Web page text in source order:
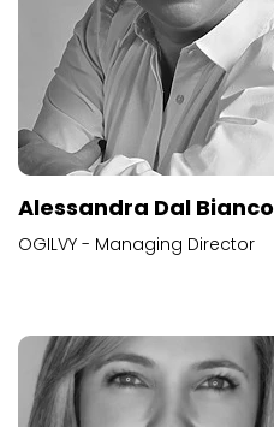
Alessandra Dal Bianco
OGILVY - Managing Director